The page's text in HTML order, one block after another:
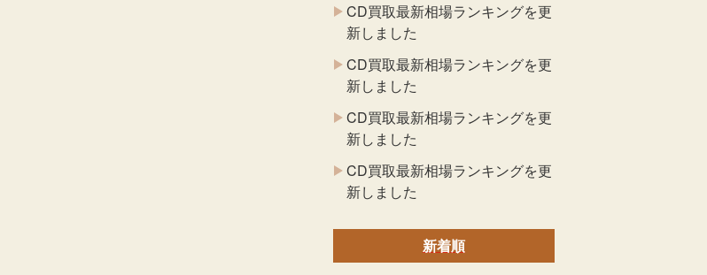
CD買取最新相場ランキングを更
新しました
CD買取最新相場ランキングを更
新しました
CD買取最新相場ランキングを更
新しました
CD買取最新相場ランキングを更
新しました
新着順